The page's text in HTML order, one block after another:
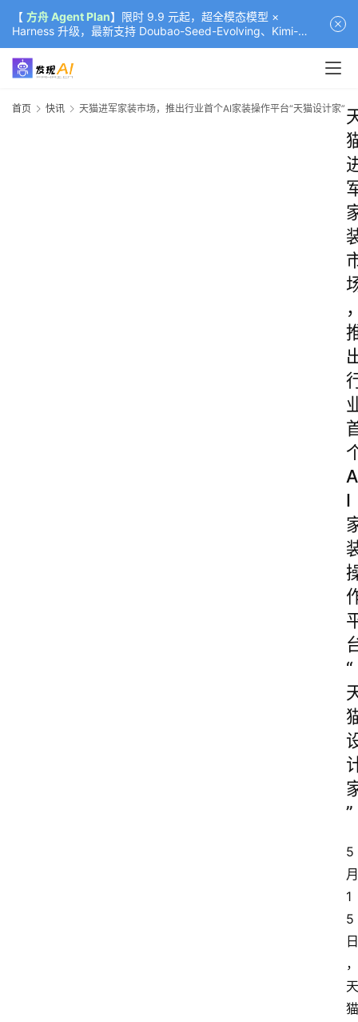
【 方舟 Agent Plan】限时 9.9 元起，超全模态模型 ×
Harness 升级，最新支持 Doubao-Seed-Evolving、Kimi-
K3（部分）、GLM-5.2
首页 快讯 天猫进军家装市场，推出行业首个AI家装操作平台“天猫设计家”
A
I
“
”
5
月
1
5
日
，
天
猫